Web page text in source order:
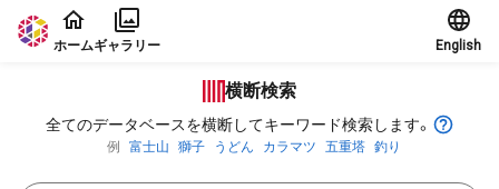
本文に飛ぶ
ホームギャラリー English
横断検索
全てのデータベースを横断してキーワード検索します。
例 富士山 獅子 うどん カラマツ 五重塔 釣り